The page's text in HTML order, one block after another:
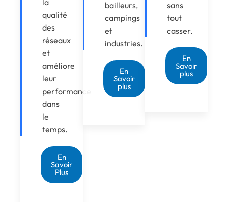
la
qualité
des
réseaux
et
améliore
leur
performance
dans
le
temps.
En
Savoir
Plus
bailleurs,
campings
et
industries.
En
Savoir
plus
sans
tout
casser.
En
Savoir
plus